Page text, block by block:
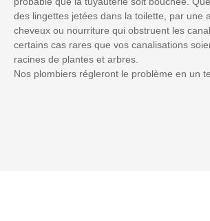
des lingettes jetées dans la toilette, par une
cheveux ou nourriture qui obstruent les
certains cas rares que vos canalisations
racines de plantes et arbres.
Nos plombiers régleront le problème en un